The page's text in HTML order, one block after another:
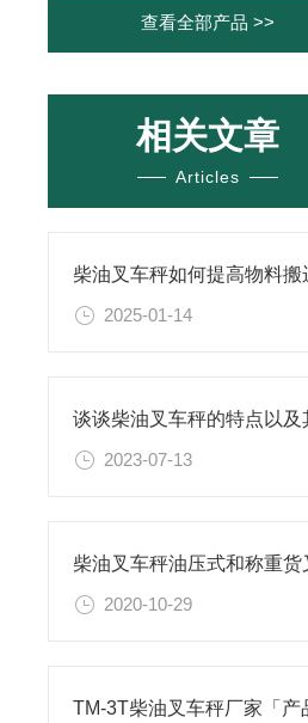
查看全部产品 >>
相关文章
Articles
2025-01-14
2023-07-13
2020-10-29